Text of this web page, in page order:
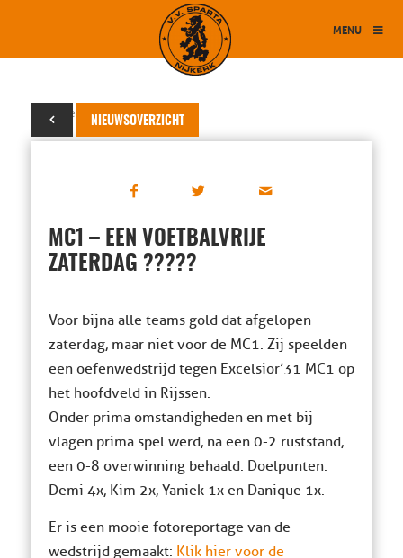
MENU
NIEUWSOVERZICHT
22 december 2013
MC1 – EEN VOETBALVRIJE
ZATERDAG ?????
Voor bijna alle teams gold dat afgelopen
zaterdag, maar niet voor de MC1. Zij speelden
een oefenwedstrijd tegen Excelsior’31 MC1 op
het hoofdveld in Rijssen.
Onder prima omstandigheden en met bij
vlagen prima spel werd, na een 0-2 ruststand,
een 0-8 overwinning behaald. Doelpunten:
Demi 4x, Kim 2x, Yaniek 1x en Danique 1x.
Er is een mooie fotoreportage van de
wedstrijd gemaakt: Klik hier voor de